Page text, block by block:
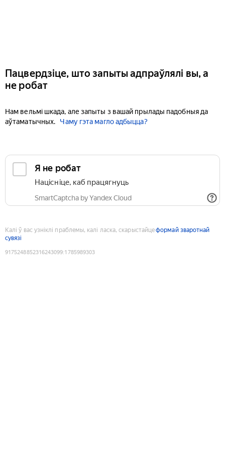
Пацвердзіце, што запыты адпраўлялі вы, а
не робат
Нам вельмі шкада, але запыты з вашай прылады падобныя да
аўтаматычных.
Чаму гэта магло адбыцца?
Я не робат
Націсніце, каб працягнуць
SmartCaptcha by Yandex Cloud
Калі ў вас узніклі праблемы, калі ласка, скарыстайцеформай зваротнай
сувязі
9175248852316243099:1785989303